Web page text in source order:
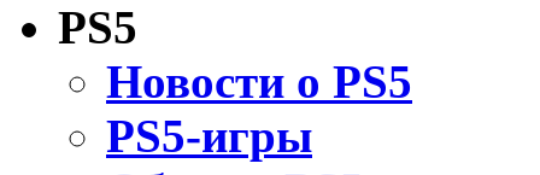
PS5
Новости о PS5
PS5-игры